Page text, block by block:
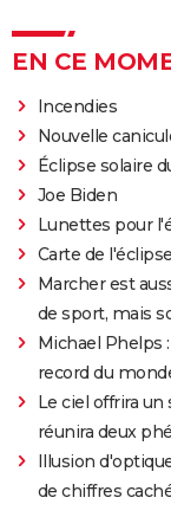
EN CE
Incendies
Nouvelle
Éclipse solaire
Joe Biden
Lunettes pour
Carte de
Marcher est
de sport, mais
Michael Phelps
record du
Le ciel offrira
réunira deux
Illusion
de chiffres